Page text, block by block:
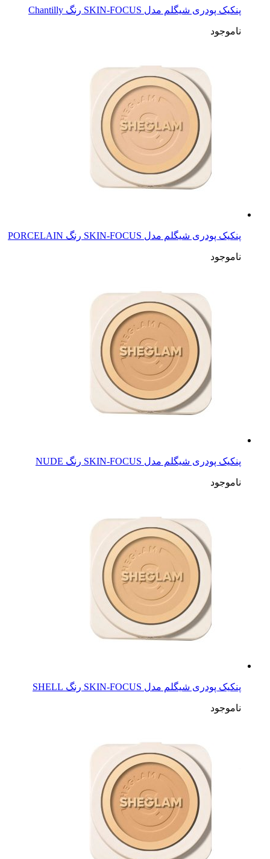
پنکیک پودری شیگلم مدل SKIN-FOCUS رنگ Chantilly
ناموجود
پنکیک پودری شیگلم مدل SKIN-FOCUS رنگ PORCELAIN
ناموجود
پنکیک پودری شیگلم مدل SKIN-FOCUS رنگ NUDE
ناموجود
پنکیک پودری شیگلم مدل SKIN-FOCUS رنگ SHELL
ناموجود